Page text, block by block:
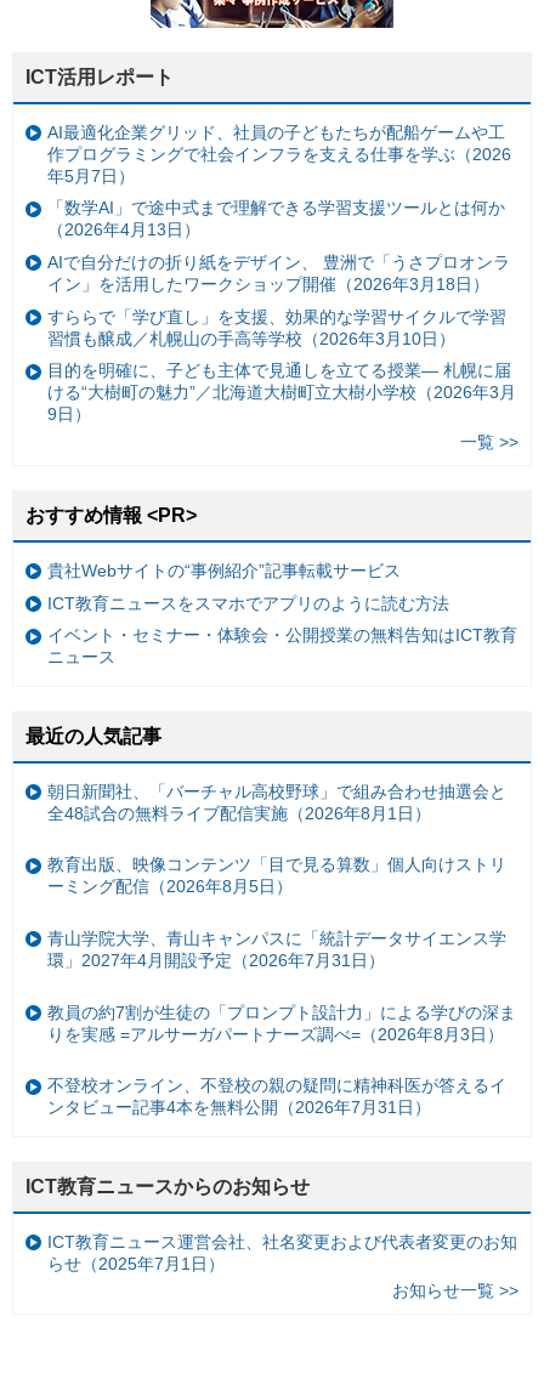
ICT活用レポート
AI最適化企業グリッド、社員の子どもたちが配船ゲームや工
作プログラミングで社会インフラを支える仕事を学ぶ（2026
年5月7日）
「数学AI」で途中式まで理解できる学習支援ツールとは何か
（2026年4月13日）
AIで自分だけの折り紙をデザイン、 豊洲で「うさプロオンラ
イン」を活用したワークショップ開催（2026年3月18日）
すららで「学び直し」を支援、効果的な学習サイクルで学習
習慣も醸成／札幌山の手高等学校（2026年3月10日）
目的を明確に、子ども主体で見通しを立てる授業— 札幌に届
ける“大樹町の魅力”／北海道大樹町立大樹小学校（2026年3月
9日）
一覧 >>
おすすめ情報 <PR>
貴社Webサイトの“事例紹介”記事転載サービス
ICT教育ニュースをスマホでアプリのように読む方法
イベント・セミナー・体験会・公開授業の無料告知はICT教育
ニュース
最近の人気記事
朝日新聞社、「バーチャル高校野球」で組み合わせ抽選会と
全48試合の無料ライブ配信実施（2026年8月1日）
教育出版、映像コンテンツ「目で見る算数」個人向けストリ
ーミング配信（2026年8月5日）
青山学院大学、青山キャンパスに「統計データサイエンス学
環」2027年4月開設予定（2026年7月31日）
教員の約7割が生徒の「プロンプト設計力」による学びの深ま
りを実感 =アルサーガパートナーズ調べ=（2026年8月3日）
不登校オンライン、不登校の親の疑問に精神科医が答えるイ
ンタビュー記事4本を無料公開（2026年7月31日）
ICT教育ニュースからのお知らせ
ICT教育ニュース運営会社、社名変更および代表者変更のお知
らせ（2025年7月1日）
お知らせ一覧 >>